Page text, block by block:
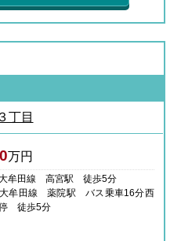
丁目
万円
牟田線 高宮駅 徒歩5分
牟田線 薬院駅 バス乗車16分西
徒歩5分